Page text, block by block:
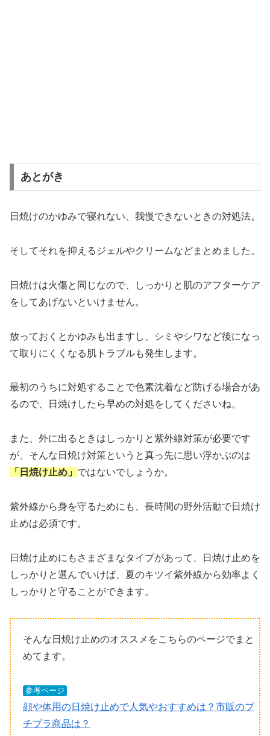
あとがき
日焼けのかゆみで寝れない、我慢できないときの対処法。
そしてそれを抑えるジェルやクリームなどまとめました。
日焼けは火傷と同じなので、しっかりと肌のアフターケア
をしてあげないといけません。
放っておくとかゆみも出ますし、シミやシワなど後になっ
て取りにくくなる肌トラブルも発生します。
最初のうちに対処することで色素沈着など防げる場合があ
るので、日焼けしたら早めの対処をしてくださいね。
また、外に出るときはしっかりと紫外線対策が必要です
が、そんな日焼け対策というと真っ先に思い浮かぶのは
「日焼け止め」 ではないでしょうか。
紫外線から身を守るためにも、長時間の野外活動で日焼け
止めは必須です。
日焼け止めにもさまざまなタイプがあって、日焼け止めを
しっかりと選んでいけば、夏のキツイ紫外線から効率よく
しっかりと守ることができます。
そんな日焼け止めのオススメをこちらのページでまと
めてます。
参考ページ
顔や体用の日焼け止めで人気やおすすめは？市販のプ
チプラ商品は？